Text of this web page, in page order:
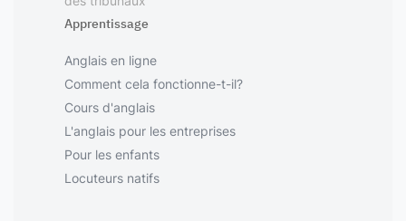
Apprentissage
Anglais en ligne
Comment cela fonctionne-t-il?
Cours d'anglais
L'anglais pour les entreprises
Pour les enfants
Locuteurs natifs